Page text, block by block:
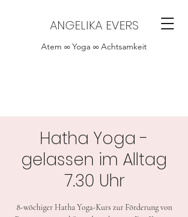
ANGELIKA EVERS
Atem ∞ Yoga ∞ Achtsamkeit
Hatha Yoga -
gelassen im Alltag
7.30 Uhr
8-wöchiger Hatha Yoga-Kurs zur Förderung von